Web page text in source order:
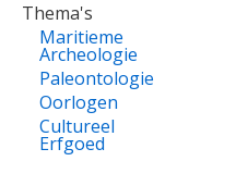
Thema's
Maritieme
Archeologie
Paleontologie
Oorlogen
Cultureel
Erfgoed